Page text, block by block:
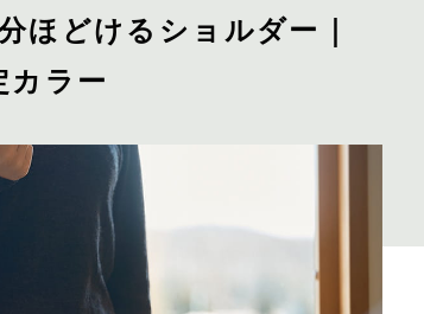
ほどけるショルダー｜
カラー